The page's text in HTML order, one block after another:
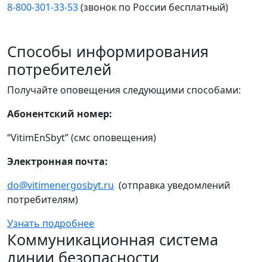
8-800-301-33-53(звонок по России бесплатный)
Способы информирования
потребителей
Получайте оповещения следующими способами:
Абонентский номер:
“VitimEnSbyt” (смс оповещения)
Электронная почта:
do@vitimenergosbyt.ru (отправка уведомлений
потребителям)
Узнать подробнее
Коммуникационная система
линии безопасности